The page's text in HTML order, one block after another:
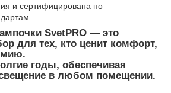
и сертифицирована по
SvetPRO — это
для тех, кто ценит комфорт,
годы, обеспечивая
в любом помещении.